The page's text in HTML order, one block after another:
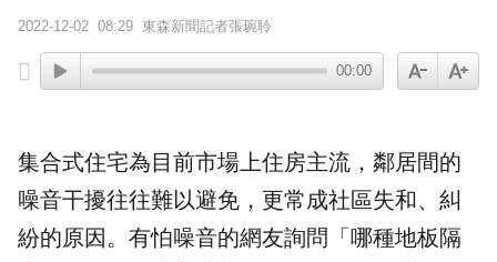
2022-12-02 08:29 東森新聞記者張琬聆
00:00
集合式住宅為目前市場上住房主流，鄰居間的
噪音干擾往往難以避免，更常成社區失和、糾
紛的原因。有怕噪音的網友詢問「哪種地板隔